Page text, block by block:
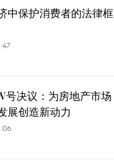
中保护消费者的法律框
号决议：为房地产市场
展创造新动力